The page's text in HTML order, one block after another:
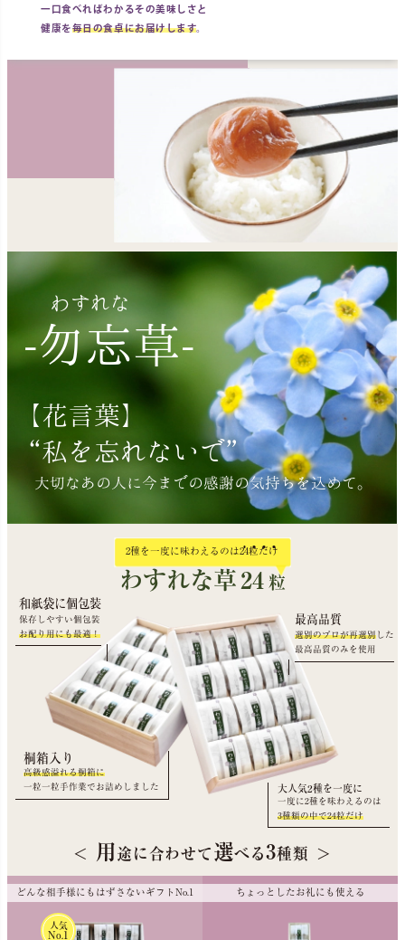
一口食べればわかるその美味しさと
健康を 毎日の食卓にお届けします
-勿忘草-
【花言葉】
“私を忘れないで”
大切なあの人に今までの感謝の気持ちを込めて。
2種を一度に味わえるのは24粒 だ け
わすれな草 24 粒
和紙袋に個包装
保存しやすい個包装
お配り用にも最適！
最高品質
選別のプロが再選別した
最高品質のみを使用
桐箱入り
高級感溢れる桐箱に
一粒一粒手作業でお詰めしました
大人気2種を一度に
一度に2種を味わえるのは
3種類の中で24粒だけ
＜ 用途に合わせて 選べる3種類 ＞
どんな相手様にもはずさないギフトNo.1
人気
No.1
ちょっとしたお礼にも使える